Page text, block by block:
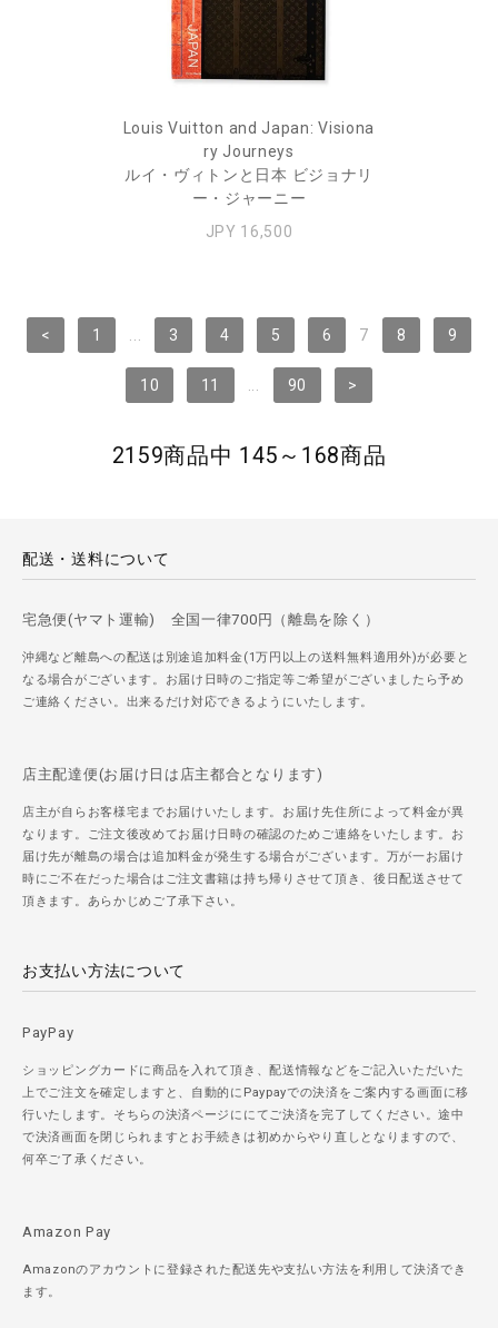
Louis Vuitton and Japan: Visiona
ry Journeys
ルイ・ヴィトンと日本 ビジョナリ
ー・ジャーニー
JPY 16,500
< 1 3 4 5 6 7 8 9
10 11 90 >
2159商品中 145～168商品
配送・送料について
宅急便(ヤマト運輸) 全国一律700円（離島を除く）
沖縄など離島への配送は別途追加料金(1万円以上の送料無料適用外)が必要と
なる場合がございます。お届け日時のご指定等ご希望がございましたら予め
ご連絡ください。出来るだけ対応できるようにいたします。
店主配達便(お届け日は店主都合となります)
店主が自らお客様宅までお届けいたします。お届け先住所によって料金が異
なります。ご注文後改めてお届け日時の確認のためご連絡をいたします。お
届け先が離島の場合は追加料金が発生する場合がございます。万が一お届け
時にご不在だった場合はご注文書籍は持ち帰りさせて頂き、後日配送させて
頂きます。あらかじめご了承下さい。
お支払い方法について
PayPay
ショッピングカードに商品を入れて頂き、配送情報などをご記入いただいた
上でご注文を確定しますと、自動的にPaypayでの決済をご案内する画面に移
行いたします。そちらの決済ページににてご決済を完了してください。途中
で決済画面を閉じられますとお手続きは初めからやり直しとなりますので、
何卒ご了承ください。
Amazon Pay
Amazonのアカウントに登録された配送先や支払い方法を利用して決済でき
ます。